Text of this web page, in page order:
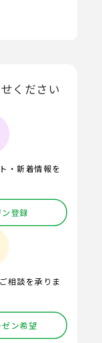
ください
・新着情報を
登録
相談を承りま
ン希望